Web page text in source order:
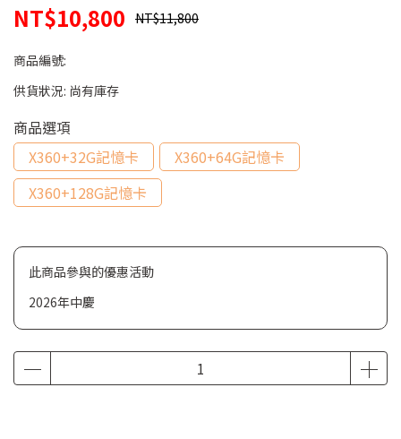
NT$10,800 NT$11,800
商品編號:
供貨狀況: 尚有庫存
商品選項
X360+32G記憶卡
X360+64G記憶卡
X360+128G記憶卡
此商品參與的優惠活動
2026年中慶